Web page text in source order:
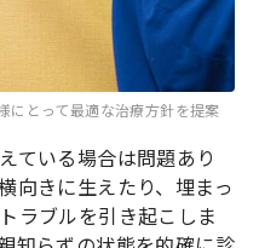
にとって最適な治療方針を提案
ている場合は問題あり
向きに生えたり、埋まっ
ラブルを引き起こしま